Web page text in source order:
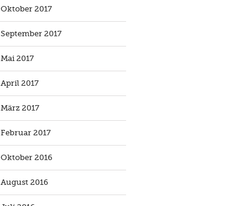
Oktober 2017
September 2017
Mai 2017
April 2017
März 2017
Februar 2017
Oktober 2016
August 2016